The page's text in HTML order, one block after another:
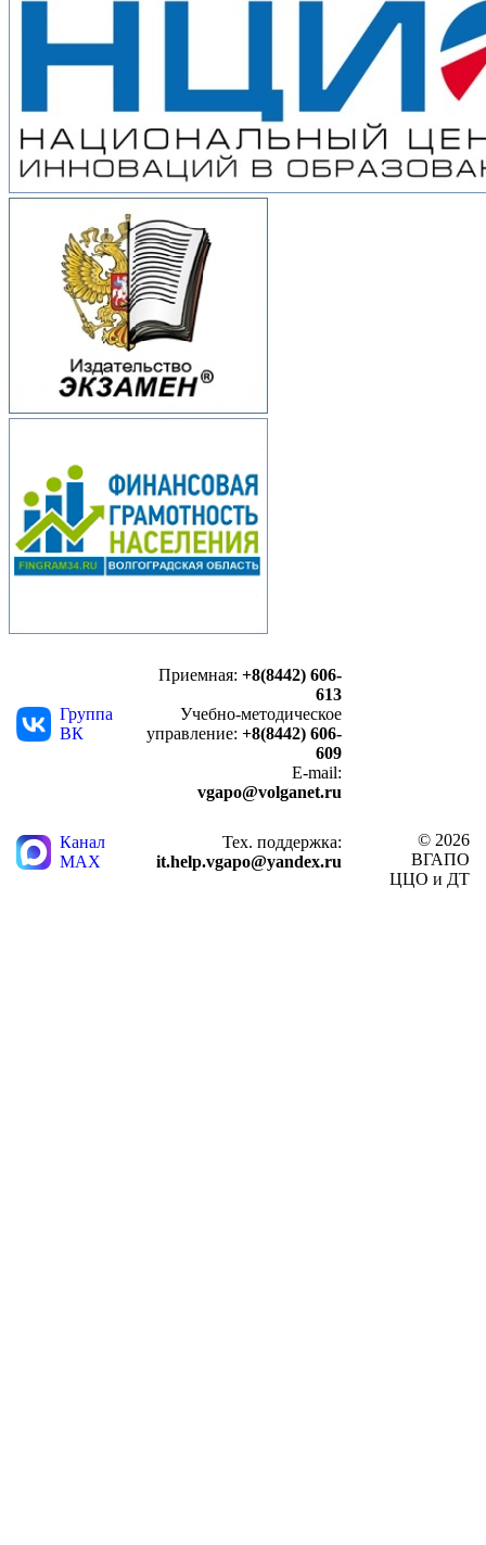
Группа
ВК
Приемная: +8(8442) 606-
613
Учебно-методическое
управление: +8(8442) 606-
609
E-mail:
vgapo@volganet.ru
Канал
MAX
Тех. поддержка:
it.help.vgapo@yandex.ru
© 2026
ВГАПО
ЦЦО и ДТ